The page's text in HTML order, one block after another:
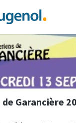
Garancière